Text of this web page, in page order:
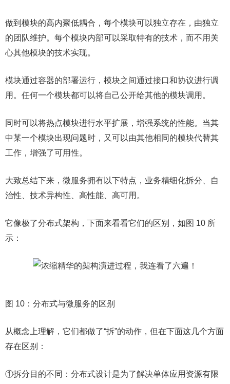
做到模块的高内聚低耦合，每个模块可以独立存在，由独立
的团队维护。每个模块内部可以采取特有的技术，而不用关
心其他模块的技术实现。
模块通过容器的部署运行，模块之间通过接口和协议进行调
用。任何一个模块都可以将自己公开给其他的模块调用。
同时可以将热点模块进行水平扩展，增强系统的性能。当其
中某一个模块出现问题时，又可以由其他相同的模块代替其
工作，增强了可用性。
大致总结下来，微服务拥有以下特点，业务精细化拆分、自
治性、技术异构性、高性能、高可用。
它像极了分布式架构，下面来看看它们的区别，如图 10 所
示：
图 10：分布式与微服务的区别
从概念上理解，它们都做了“拆”的动作，但在下面这几个方面
存在区别：
①拆分目的不同：分布式设计是为了解决单体应用资源有限